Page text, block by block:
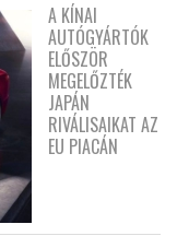
A KÍNAI
AUTÓGYÁRTÓK
ELŐSZÖR
MEGELŐZTÉK
JAPÁN
RIVÁLISAIKAT AZ
EU PIACÁN